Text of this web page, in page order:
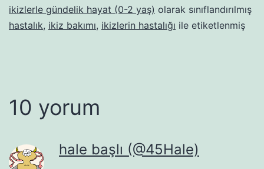
ikizlerle gündelik hayat (0-2 yaş) olarak sınıflandırılmış
hastalık, ikiz bakımı, ikizlerin hastalığı ile etiketlenmiş
10 yorum
hale başlı (@45Hale)